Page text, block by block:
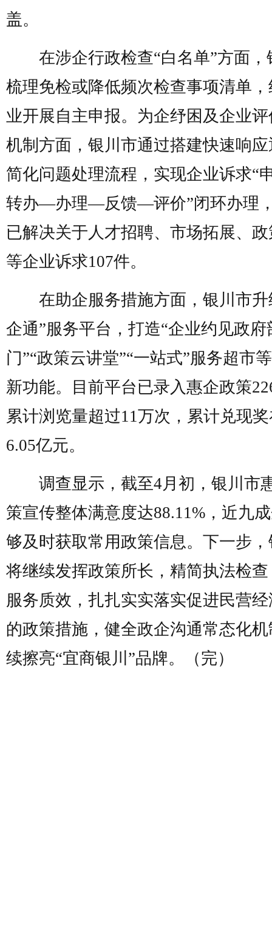
盖。
在涉企行政检查“白名单”方面，
梳理免检或降低频次检查事项清单
业开展自主申报。为企纾困及企业
机制方面，银川市通过搭建快速响
简化问题处理流程，实现企业诉求“
转办—办理—反馈—评价”闭环办理
已解决关于人才招聘、市场拓展、
等企业诉求107件。
在助企服务措施方面，银川市升
企通”服务平台，打造“企业约见政府
门”“政策云讲堂”“一站式”服务超市
新功能。目前平台已录入惠企政策
累计浏览量超过11万次，累计兑现
6.05亿元。
调查显示，截至4月初，银川市
策宣传整体满意度达88.11%，近九
够及时获取常用政策信息。下一步
将继续发挥政策所长，精简执法检
服务质效，扎扎实实落实促进民营
的政策措施，健全政企沟通常态化
续擦亮“宜商银川”品牌。（完）